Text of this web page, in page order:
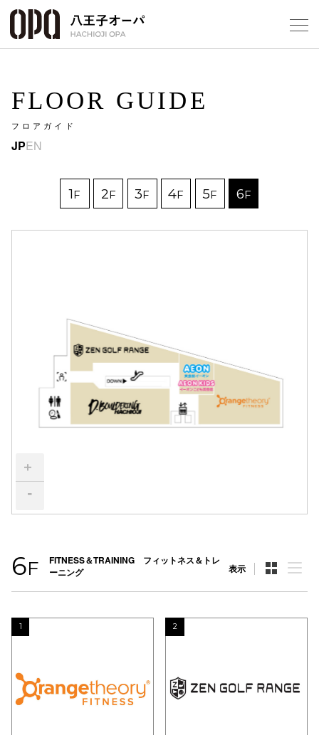
FLOOR GUIDE
フロアガイド
JPEN
1F 2F 3F 4F 5F 6F
-
+
6F
FITNESS＆TRAINING フィットネス＆トレ
ーニング
表示
1 2
レスト
ソーシャル
高崎オ